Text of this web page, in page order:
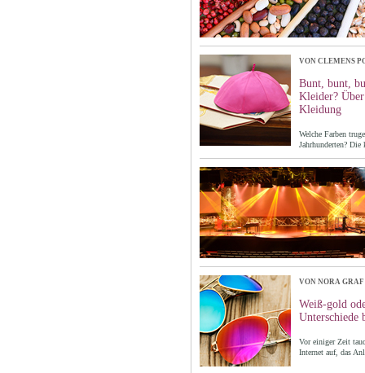
VON CLEMENS
Bunt, bunt,
Kleider?
Kleidung
Welche Farben
Jahrhunderten?
VON NORA GRAF
Weiß-gold
Unterschiede
Vor einiger Zeit
Internet auf, das